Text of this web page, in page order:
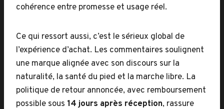
cohérence entre promesse et usage réel.
Ce qui ressort aussi, c’est le sérieux global de
l’expérience d’achat. Les commentaires soulignent
une marque alignée avec son discours sur la
naturalité, la santé du pied et la marche libre. La
politique de retour annoncée, avec remboursement
possible sous 14 jours après réception, rassure